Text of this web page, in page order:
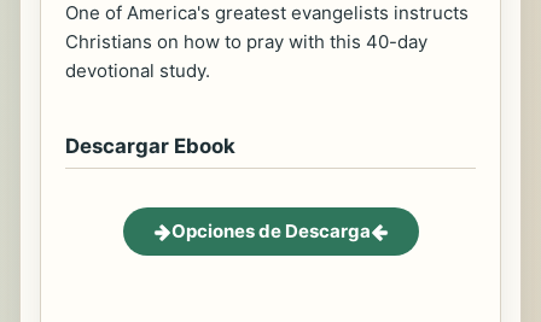
One of America's greatest evangelists instructs
Christians on how to pray with this 40-day
devotional study.
Descargar Ebook
Opciones de Descarga